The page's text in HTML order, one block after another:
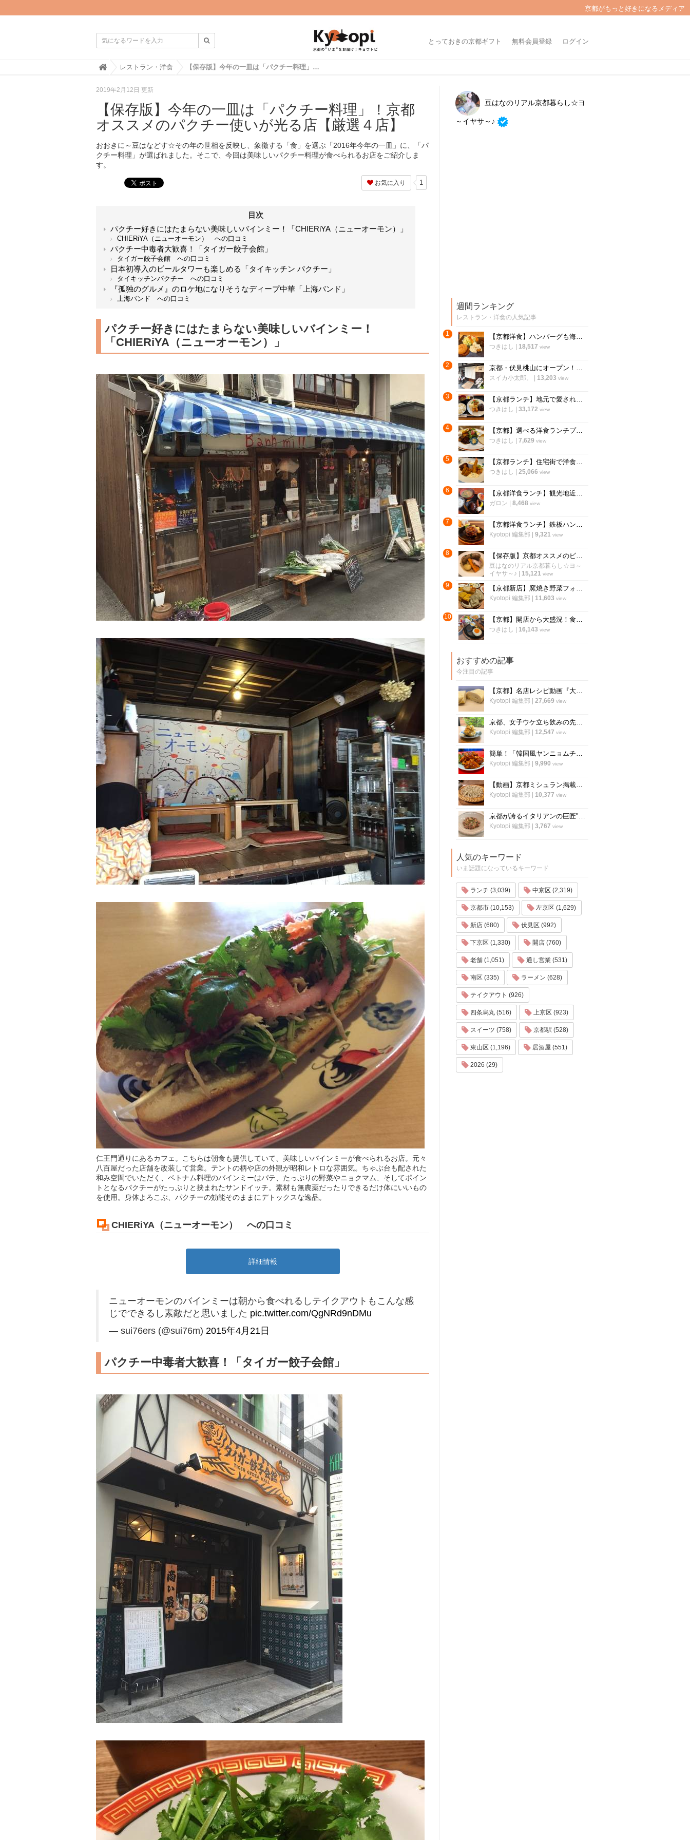
京都がもっと好きになるメディア
とっておきの京都ギフト 無料会員登録 ログイン
H
e
レストラン・洋食 【保存版】今年の一皿は「パクチー料理」！京都オススメのパクチー使いが光る店【厳選４店】
2019年2月12日 更新
【保存版】今年の一皿は「パクチー料理」！京都
オススメのパクチー使いが光る店【厳選４店】
おおきに～豆はなどす☆その年の世相を反映し、象徴する「食」を選ぶ「2016年今年の一皿」に、「パ
クチー料理」が選ばれました。そこで、今回は美味しいパクチー料理が食べられるお店をご紹介しま
す。
お気に入り 1
目次
パクチー好きにはたまらない美味しいバインミー！「CHIERiYA（ニューオーモン）」
CHIERiYA（ニューオーモン） への口コミ
パクチー中毒者大歓喜！「タイガー餃子会館」
タイガー餃子会館 への口コミ
日本初導入のビールタワーも楽しめる「タイキッチン パクチー」
タイキッチンパクチー への口コミ
『孤独のグルメ』のロケ地になりそうなディープ中華「上海バンド」
上海バンド への口コミ
パクチー好きにはたまらない美味しいバインミー！
「CHIERiYA（ニューオーモン）」
仁王門通りにあるカフェ。こちらは朝食も提供していて、美味しいバインミーが食べられるお店。元々
八百屋だった店舗を改装して営業。テントの柄や店の外観が昭和レトロな雰囲気。ちゃぶ台も配された
和み空間でいただく、ベトナム料理のバインミーはパテ、たっぷりの野菜やニョクマム、そしてポイン
トとなるパクチーがたっぷりと挟まれたサンドイッチ。素材も無農薬だったりできるだけ体にいいもの
を使用。身体よろこぶ、パクチーの効能そのままにデトックスな逸品。
CHIERiYA（ニューオーモン） への口コミ
詳細情報
ニューオーモンのバインミーは朝から食べれるしテイクアウトもこんな感
じでできるし素敵だと思いました pic.twitter.com/QgNRd9nDMu
— sui76ers (@sui76m) 2015年4月21日
パクチー中毒者大歓喜！「タイガー餃子会館」
豆はなのリアル京都暮らし☆ヨ
～イヤサ～♪
週間ランキング
レストラン・洋食の人気記事
1 【京都洋食】ハンバーグも海老フライも！選べるランチが人気の知る人ぞ知る実力店「食らう」
つきはし 18,517 view
2 京都・伏見桃山にオープン！うまい自家製パンも楽しめるビストロ「アルケミスト」
スイカ小太郎。 13,203 view
3 【京都ランチ】地元で愛される老舗洋食店！手作りの味をリーズナブルに「舟形」
つきはし 33,172 view
4 【京都】選べる洋食ランチプレートが人気！ご近所で愛される洋食バル「スロウフロウ」
つきはし 7,629 view
5 【京都ランチ】住宅街で洋食の新店を発見！満足度の高いプレートが評判「洋食堂nook」
つきはし 25,066 view
6 【京都洋食ランチ】観光地近くに佇む町の名店 ボリューミーな定食が評判！七条東山「里」
ガロン 8,468 view
7 【京都洋食ランチ】鉄板ハンバーグ健在！東山二条の人気店「イノツチ」が向かいに移転！
Kyotopi 編集部 9,321 view
8 【保存版】京都オススメのビストロ！ランチは行列必至店から予約必須店まで【厳選6店】
豆はなのリアル京都暮らし☆ヨ～
イヤサ～♪
15,121 view
9 【京都新店】窯焼き野菜フォカッチャが600円で食べ放題！五十棲系の新店が烏丸に
Kyotopi 編集部 11,603 view
10 【京都】開店から大盛況！食べすぎ注意の充実サラダバー ４年ぶり出店「ステーキのあさくま」
つきはし 16,143 view
おすすめの記事
今注目の記事
【京都】名店レシピ動画『大徳寺さいき家』直伝 「ふわふわ だし巻き卵」の作り方！
Kyotopi 編集部 27,669 view
京都、女子ウケ立ち飲みの先駆者「すいば」の人気メニュー『ポテトサラダ』の作り方
Kyotopi 編集部 12,547 view
簡単！「韓国風ヤンニョムチキン」の作り方！京都の人気韓国料理店『ナム』に教わりました！
Kyotopi 編集部 9,990 view
【動画】京都ミシュラン掲載蕎麦店『花もも』店主が蕎麦を打つすべて
Kyotopi 編集部 10,377 view
京都が誇るイタリアンの巨匠"笹島シェフ"の料理動画第二弾！今度はリゾット！
Kyotopi 編集部 3,767 view
人気のキーワード
いま話題になっているキーワード
ランチ (3,039) 中京区 (2,319)
京都市 (10,153) 左京区 (1,629)
新店 (680) 伏見区 (992)
下京区 (1,330) 開店 (760)
老舗 (1,051) 通し営業 (531)
南区 (335) ラーメン (628)
テイクアウト (926)
四条烏丸 (516) 上京区 (923)
スイーツ (758) 京都駅 (528)
東山区 (1,196) 居酒屋 (551)
2026 (29)